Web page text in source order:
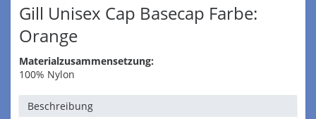
Gill Unisex Cap Basecap Farbe:
Orange
Materialzusammensetzung:
100% Nylon
Beschreibung